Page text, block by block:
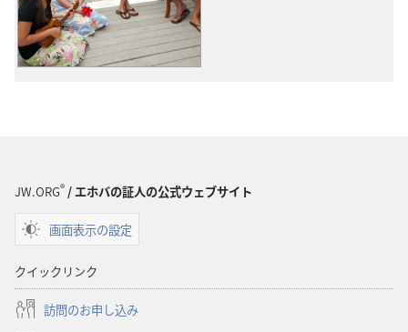
JW.ORG®/ エホバの証人の公式ウェブサイト
画面表示の設定
クイックリンク
訪問のお申し込み